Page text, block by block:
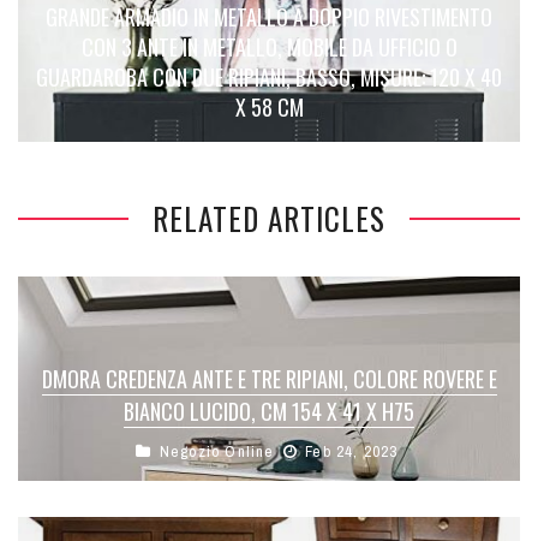
GRANDE ARMADIO IN METALLO A DOPPIO RIVESTIMENTO
CON 3 ANTE IN METALLO, MOBILE DA UFFICIO O
GUARDAROBA CON DUE RIPIANI, BASSO, MISURE: 120 X 40
X 58 CM
RELATED ARTICLES
DMORA CREDENZA ANTE E TRE RIPIANI, COLORE ROVERE E
BIANCO LUCIDO, CM 154 X 41 X H75
Negozio Online Feb 24, 2023